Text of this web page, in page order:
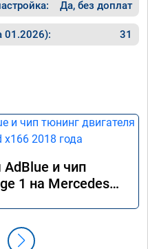
Да, без доплат
01.2026): 31
и чип
1 на Mercedes